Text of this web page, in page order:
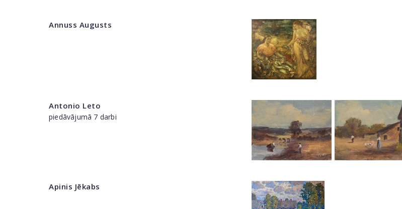
Annuss Augusts
Antonio Leto
piedāvājumā 7 darbi
Apinis Jēkabs